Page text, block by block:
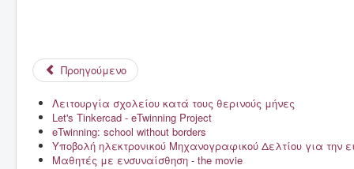
Προηγούμενο
Λειτουργία σχολείου κατά τους θερινούς μήνες
Let's Tinkercad - eTwinning Project
eTwinning: school without borders
Υποβολή ηλεκτρονικού Μηχανογραφικού Δελτίου για
Μαθητές με ενσυναίσθηση - the movie